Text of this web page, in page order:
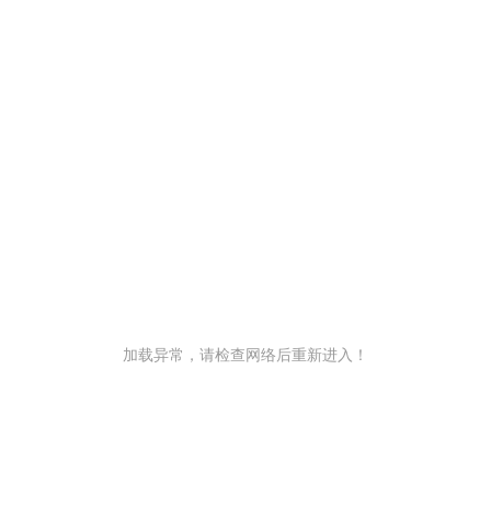
加载异常，请检查网络后重新进入！